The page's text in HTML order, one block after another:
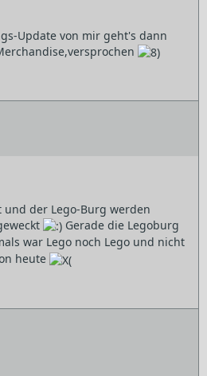
Update von mir geht's dann
und der Lego-Burg werden
Gerade die Legoburg
war Lego noch Lego und nicht
heute